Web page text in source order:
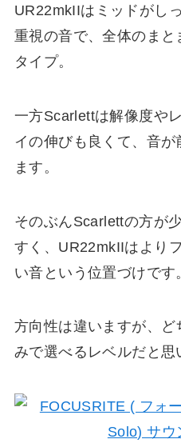
UR22mkIIはミッドがし
重視の音で、全体のま
タイプ。
一方Scarlettは解像度や
イの伸びも良くて、音が
ます。
そのぶんScarlettの方が
すく、UR22mkIIはより
い音という位置づけです
方向性は違いますが、
みで選べるレベルだと思